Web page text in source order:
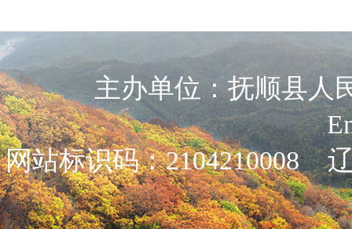
主办单位：抚顺县
网站标识码：2104210008